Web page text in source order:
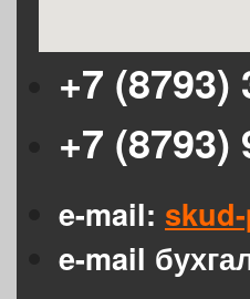
+7 (8793)
+7 (8793)
e-mail:
e-mail